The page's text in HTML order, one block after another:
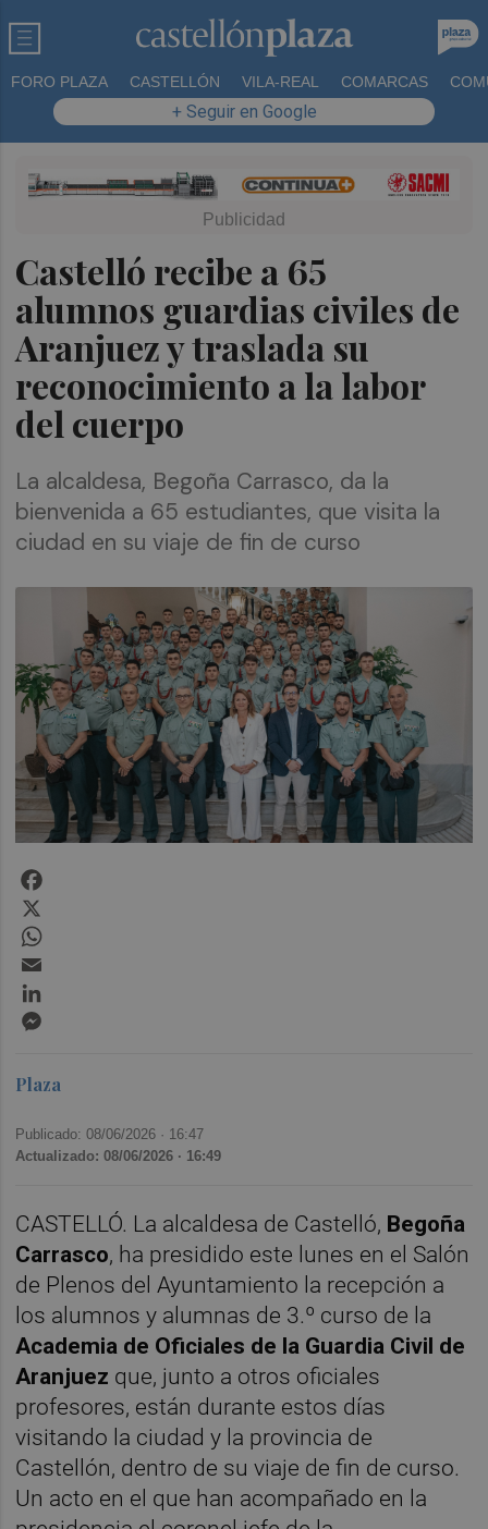
FORO PLAZA CASTELLÓN VILA-REAL COMARCAS
+ Seguir en Google
Castelló recibe a 65
alumnos guardias civiles de
Aranjuez y traslada su
reconocimiento a la labor
del cuerpo
La alcaldesa, Begoña Carrasco, da la
bienvenida a 65 estudiantes, que visita la
ciudad en su viaje de fin de curso
Plaza
Publicado: 08/06/2026 · 16:47
Actualizado: 08/06/2026 · 16:49
CASTELLÓ. La alcaldesa de Castelló, Begoña
Carrasco, ha presidido este lunes en el Salón
de Plenos del Ayuntamiento la recepción a
los alumnos y alumnas de 3.º curso de la
Academia de Oficiales de la Guardia Civil de
Aranjuez que, junto a otros oficiales
profesores, están durante estos días
visitando la ciudad y la provincia de
Castellón, dentro de su viaje de fin de curso.
Un acto en el que han acompañado en la